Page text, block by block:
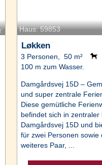
Haus: 59853
Løkken
3 Personen, 50 m²
100 m zum Wasser.
Damgårdsvej 15D –
und super zentrale
Diese gemütliche
befindet sich in zentraler
Damgårdsvej 15D und
für zwei Personen sowie
weiteres Paar, ...